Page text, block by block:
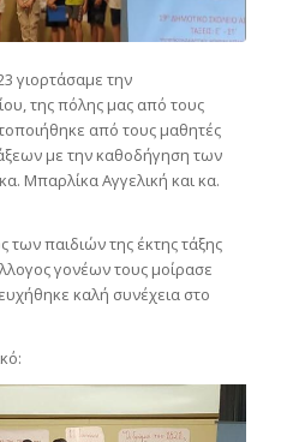
γιορτάσαμε την
της πόλης μας από τους
από τους μαθητές
με την καθοδήγηση των
Μπαρλίκα Αγγελική και κα.
παιδιών της έκτης τάξης
γονέων τους μοίρασε
καλή συνέχεια στο